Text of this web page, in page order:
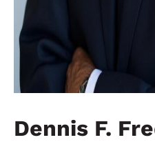
Dennis F.